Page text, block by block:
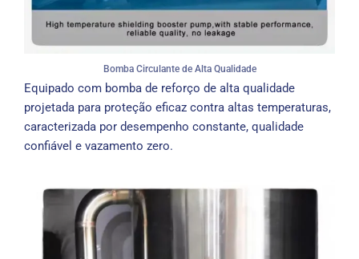
Bomba Circulante de Alta Qualidade
Equipado com bomba de reforço de alta qualidade
projetada para proteção eficaz contra altas temperaturas,
caracterizada por desempenho constante, qualidade
confiável e vazamento zero.